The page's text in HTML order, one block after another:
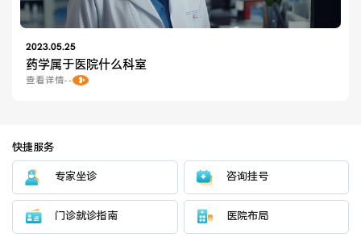
2023.05.25
药学属于医院什么科室
查看详情
快捷服务
专家坐诊 咨询挂号
门诊就诊指南 医院布局